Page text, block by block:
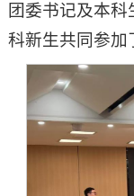
团委书记及本
科新生共同参加